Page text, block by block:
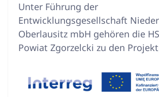
Unter Führung der
Entwicklungsgesellschaft
Oberlausitz mbH gehören die
Powiat Zgorzelcki zu den